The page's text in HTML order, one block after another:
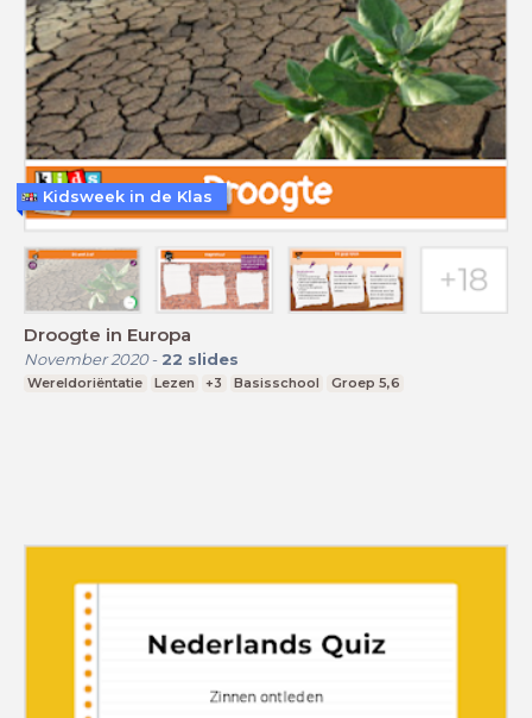
Droogte in Europa
November 2020- 22 slides
Wereldoriëntatie Lezen +3 Basisschool Groep 5,6
Kidsweek in de Klas